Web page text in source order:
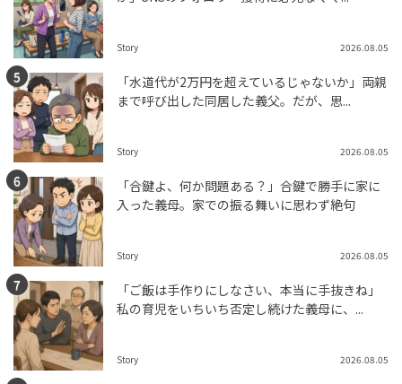
Story 2026.08.05
「水道代が2万円を超えているじゃないか」両親
まで呼び出した同居した義父。だが、思...
Story 2026.08.05
「合鍵よ、何か問題ある？」合鍵で勝手に家に
入った義母。家での振る舞いに思わず絶句
Story 2026.08.05
「ご飯は手作りにしなさい、本当に手抜きね」
私の育児をいちいち否定し続けた義母に、...
Story 2026.08.05